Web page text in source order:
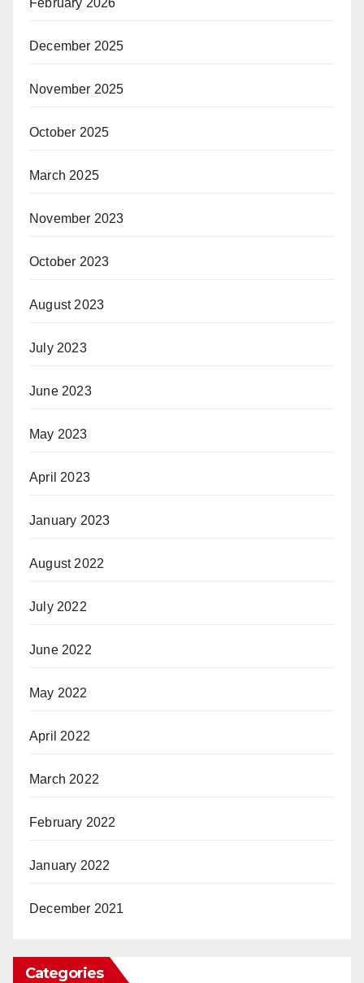
December 2025
November 2025
October 2025
March 2025
November 2023
October 2023
August 2023
July 2023
June 2023
May 2023
April 2023
January 2023
August 2022
July 2022
June 2022
May 2022
April 2022
March 2022
February 2022
January 2022
December 2021
Categories